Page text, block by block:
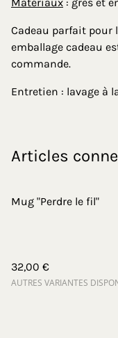
Cadeau parfait pour
emballage cadeau
commande.
Entretien : lavage à
Articles
Mug "Perdre le fil"
32,00 €
AUTRES VARIANTES